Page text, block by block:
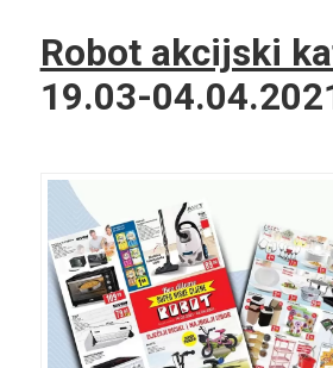
Robot akcijski
19.03-